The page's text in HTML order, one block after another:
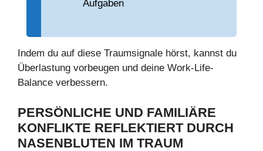
Aufgaben
Indem du auf diese Traumsignale hörst, kannst du
Überlastung vorbeugen und deine Work-Life-
Balance verbessern.
PERSÖNLICHE UND FAMILIÄRE
KONFLIKTE REFLEKTIERT DURCH
NASENBLUTEN IM TRAUM